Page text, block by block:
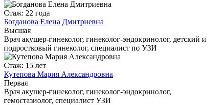
Стаж: 22 года
Богданова Елена Дмитриевна
Высшая
Врач акушер-гинеколог, гинеколог-эндокринолог, детский и
подростковый гинеколог, специалист по УЗИ
Стаж: 15 лет
Кутепова Мария Александровна
Первая
Врач акушер-гинеколог, гинеколог-эндокринолог,
гемостазиолог, специалист УЗИ